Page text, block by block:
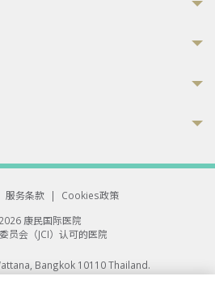
服务条款 |
Cookies政策
康民国际医院
员会（JCI）认可的医院
Bangkok 10110 Thailand.
rights reserved.